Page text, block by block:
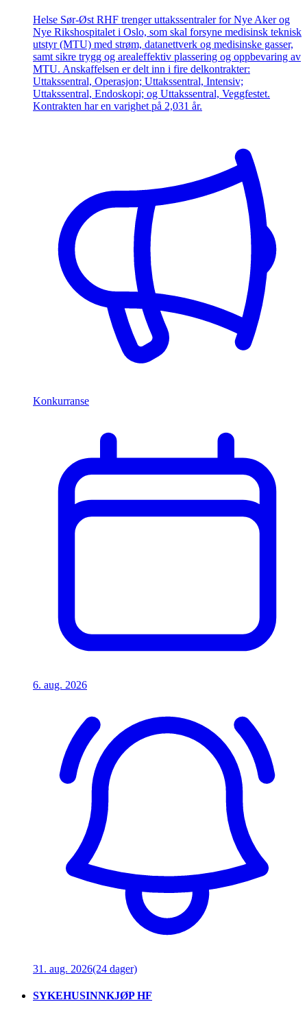
Helse Sør-Øst RHF trenger uttakssentraler for Nye Aker og
Nye Rikshospitalet i Oslo, som skal forsyne medisinsk teknisk
utstyr (MTU) med strøm, datanettverk og medisinske gasser,
samt sikre trygg og arealeffektiv plassering og oppbevaring av
MTU. Anskaffelsen er delt inn i fire delkontrakter:
Uttakssentral, Operasjon; Uttakssentral, Intensiv;
Uttakssentral, Endoskopi; og Uttakssentral, Veggfestet.
Kontrakten har en varighet på 2,031 år.
Konkurranse
6. aug. 2026
31. aug. 2026(24 dager)
SYKEHUSINNKJØP HF